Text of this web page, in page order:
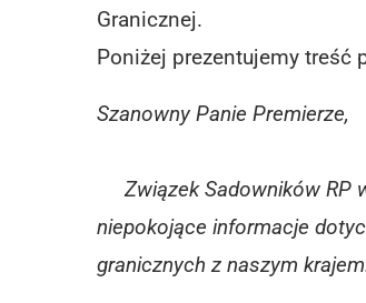
Granicznej.
Poniżej prezentujemy treść
Szanowny Panie Premierze,
Związek Sadowników RP
niepokojące informacje
granicznych z naszym